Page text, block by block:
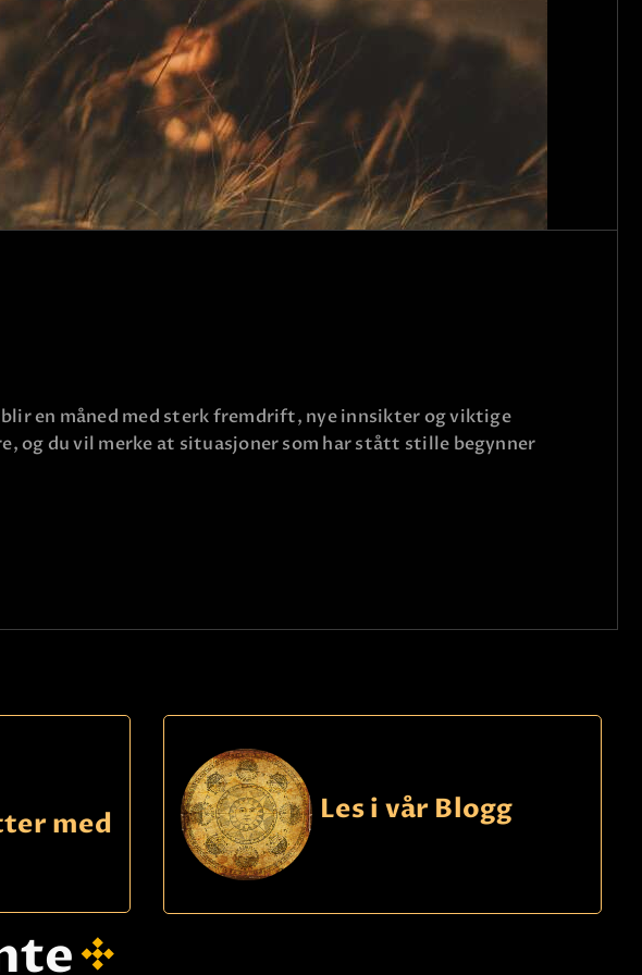
en måned med sterk fremdrift, nye innsikter og viktige
og du vil merke at situasjoner som har stått stille begynner
med
Les i vår Blogg